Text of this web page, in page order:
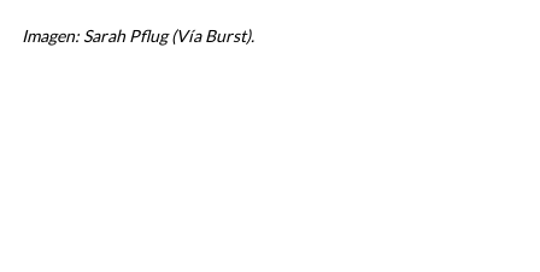
Imagen: Sarah Pflug (Vía Burst).